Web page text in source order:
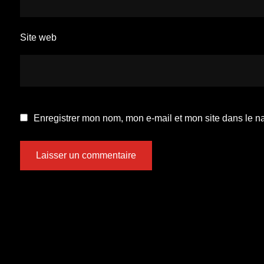
Site web
Enregistrer mon nom, mon e-mail et mon site dans le